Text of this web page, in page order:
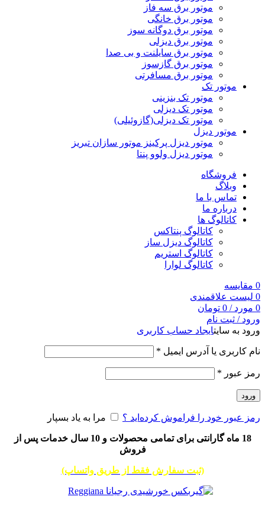
موتور برق سه فاز
موتور برق خانگی
موتور برق دوگانه سوز
موتور برق دیزلی
موتور برق سایلنت و بی صدا
موتور برق گازسوز
موتور برق مسافرتی
موتور تک
موتور تک بنزینی
موتور تک دیزلی
موتور تک دیزلی(گازوئیلی)
موتور دیزل
موتور دیزل پرکینز موتور سازان تبریز
موتور دیزل ولوو پنتا
فروشگاه
وبلاگ
تماس با ما
درباره ما
کاتالوگ ها
کاتالوگ پنتاکس
کاتالوگ دیزل ساز
کاتالوگ استریم
کاتالوگ لوارا
0 مقایسه
0 لیست علاقمندی
0 مورد /
0 تومان
ورود / ثبت نام
ورود به سایتایجاد حساب کاربری
نام کاربری یا آدرس ایمیل *
رمز عبور *
ورود
رمز عبور خود را فراموش کرده‌اید ؟ مرا به یاد بسپار
18 ماه گارانتی برای تمامی محصولات و 10 سال خدمات پس از
فروش
(ثبت سفارش فقط از طریق واتساپ)